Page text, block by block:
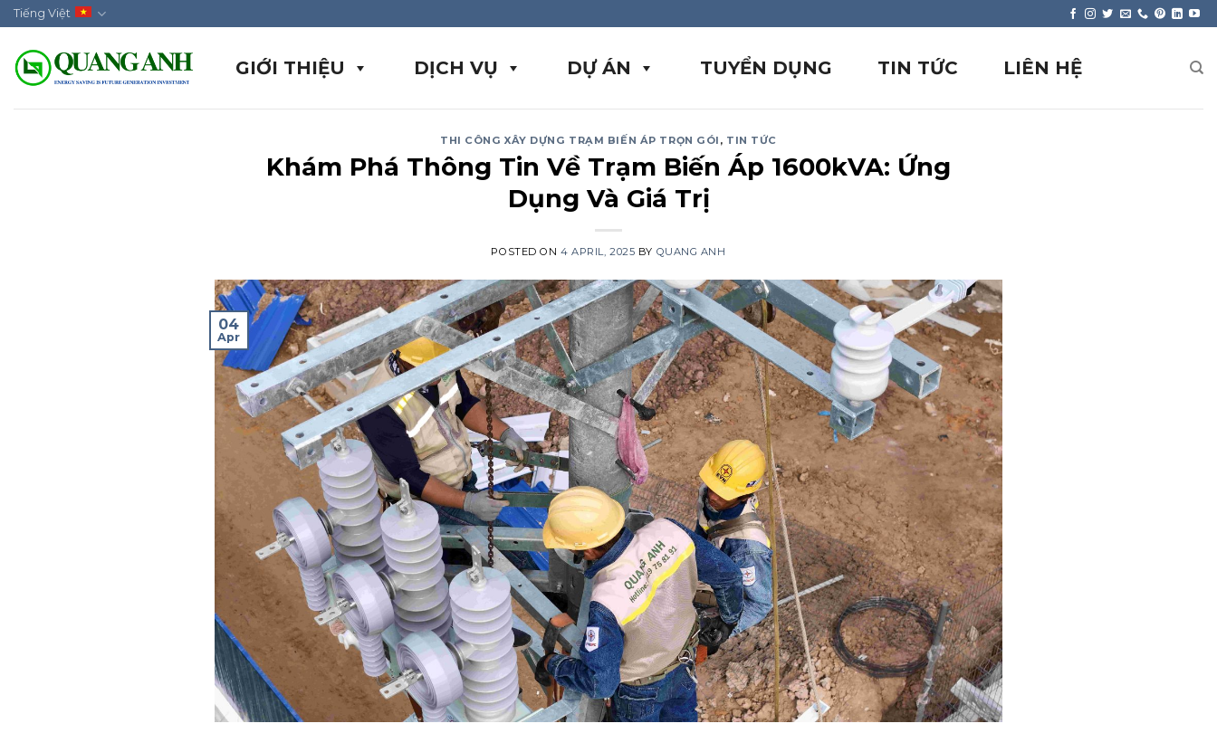
Skip
to
content
Tiếng Việt
GIỚI THIỆU DỊCH VỤ DỰ ÁN TUYỂN DỤNG TIN TỨC LIÊN HỆ
THI CÔNG XÂY DỰNG TRẠM BIẾN ÁP TRỌN GÓI , TIN TỨC
Khám Phá Thông Tin Về Trạm Biến Áp 1600kVA: Ứng
Dụng Và Giá Trị
POSTED ON4 APRIL, 2025 BY QUANG ANH
04
Apr